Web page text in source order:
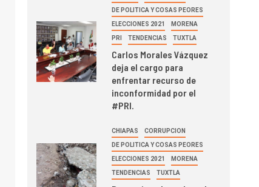
DE POLITICA Y COSAS PEORES
ELECCIONES 2021 MORENA
PRI TENDENCIAS TUXTLA
Carlos Morales Vázquez
deja el cargo para
enfrentar recurso de
inconformidad por el
#PRI.
CHIAPAS CORRUPCION
DE POLITICA Y COSAS PEORES
ELECCIONES 2021 MORENA
TENDENCIAS TUXTLA